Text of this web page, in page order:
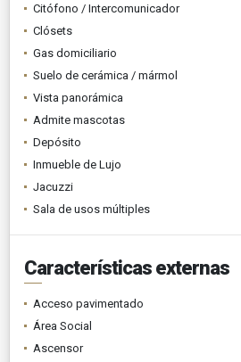
Citófono / Intercomunicador
Clósets
Gas domiciliario
Suelo de cerámica / mármol
Vista panorámica
Admite mascotas
Depósito
Inmueble de Lujo
Jacuzzi
Sala de usos múltiples
Características externas
Acceso pavimentado
Área Social
Ascensor